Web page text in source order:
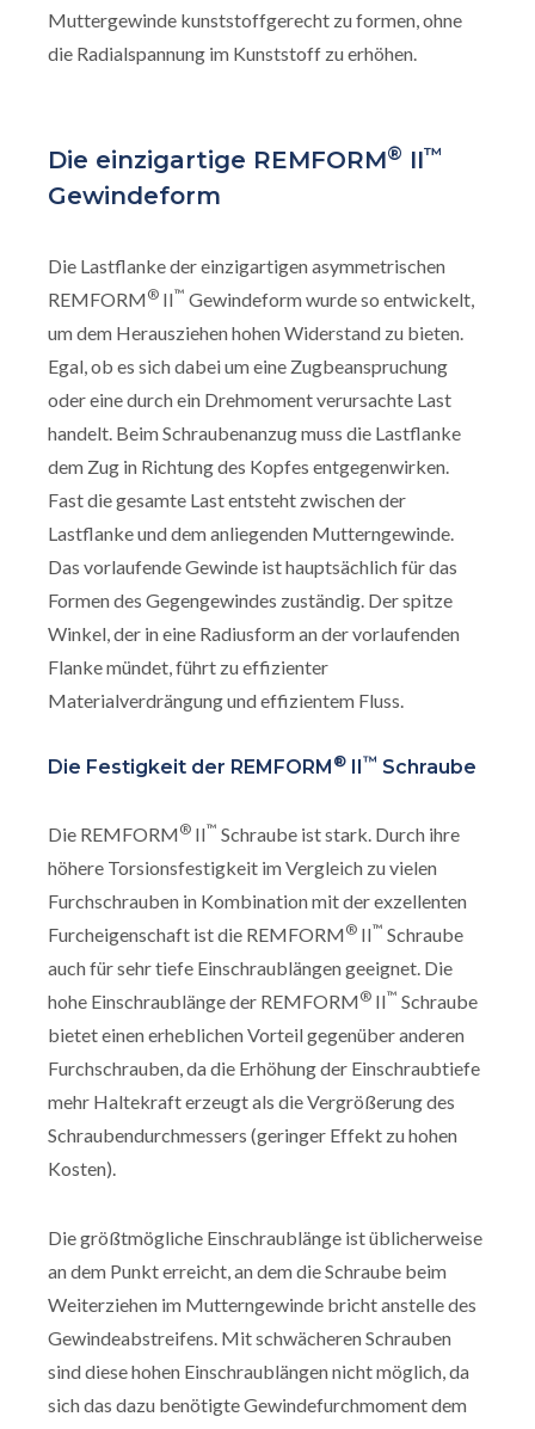
Muttergewinde kunststoffgerecht zu formen, ohne
die Radialspannung im Kunststoff zu erhöhen.
Die einzigartige REMFORM® II™
Gewindeform
Die Lastflanke der einzigartigen asymmetrischen
REMFORM® II™ Gewindeform wurde so entwickelt,
um dem Herausziehen hohen Widerstand zu bieten.
Egal, ob es sich dabei um eine Zugbeanspruchung
oder eine durch ein Drehmoment verursachte Last
handelt. Beim Schraubenanzug muss die Lastflanke
dem Zug in Richtung des Kopfes entgegenwirken.
Fast die gesamte Last entsteht zwischen der
Lastflanke und dem anliegenden Mutterngewinde.
Das vorlaufende Gewinde ist hauptsächlich für das
Formen des Gegengewindes zuständig. Der spitze
Winkel, der in eine Radiusform an der vorlaufenden
Flanke mündet, führt zu effizienter
Materialverdrängung und effizientem Fluss.
Die Festigkeit der REMFORM ® ™ Schraube
Die REMFORM® II™ Schraube ist stark. Durch ihre
höhere Torsionsfestigkeit im Vergleich zu vielen
Furchschrauben in Kombination mit der exzellenten
Furcheigenschaft ist die REMFORM® II™ Schraube
auch für sehr tiefe Einschraublängen geeignet. Die
hohe Einschraublänge der REMFORM® II™ Schraube
bietet einen erheblichen Vorteil gegenüber anderen
Furchschrauben, da die Erhöhung der Einschraubtiefe
mehr Haltekraft erzeugt als die Vergrößerung des
Schraubendurchmessers (geringer Effekt zu hohen
Kosten).
Die größtmögliche Einschraublänge ist üblicherweise
an dem Punkt erreicht, an dem die Schraube beim
Weiterziehen im Mutterngewinde bricht anstelle des
Gewindeabstreifens. Mit schwächeren Schrauben
sind diese hohen Einschraublängen nicht möglich, da
sich das dazu benötigte Gewindefurchmoment dem